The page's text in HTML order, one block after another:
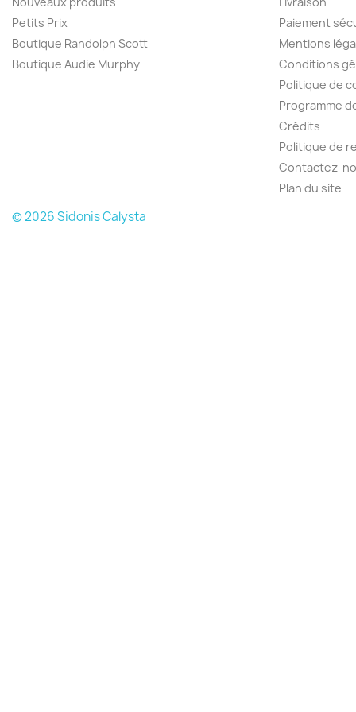
Petits Prix
Boutique Randolph Scott
Boutique Audie Murphy
Paiement
Mentions
Conditions
Politique de
Programme
Crédits
Politique de
Contactez-
Plan du site
© 2026 Sidonis Calysta